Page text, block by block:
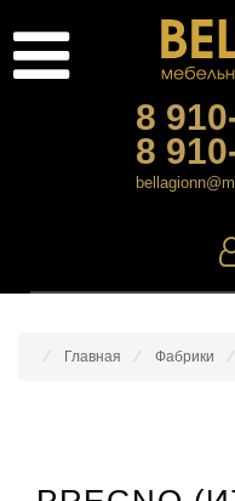
8
8
Главная Фабрики